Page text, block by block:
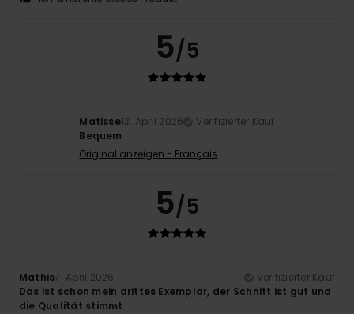
5/5
Matisse13. April 2026
Verifizierter Kauf
Bequem
Original anzeigen - Français
5/5
Mathis7. April 2026
Verifizierter Kauf
Das ist schon mein drittes Exemplar, der Schnitt ist gut und
die Qualität stimmt